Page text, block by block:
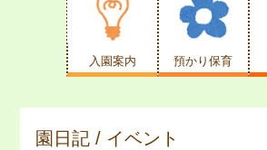
入園案内 預かり保育
園日記 / イベント